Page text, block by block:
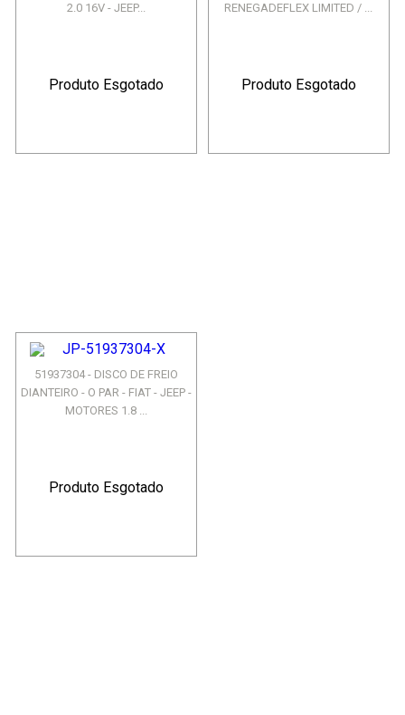
2.0 16V - JEEP...
Produto Esgotado
RENEGADEFLEX LIMITED / ...
Produto Esgotado
51937304 - DISCO DE FREIO
DIANTEIRO - O PAR - FIAT - JEEP -
MOTORES 1.8 ...
Produto Esgotado